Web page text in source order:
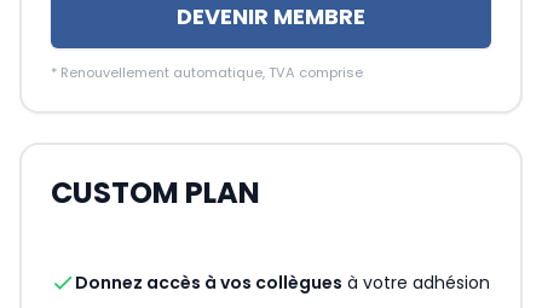
DEVENIR MEMBRE
* Renouvellement automatique, TVA comprise
CUSTOM PLAN
checkDonnez accès à vos collègues à votre adhésion